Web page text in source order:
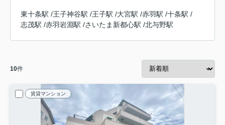
東十条駅 /王子神谷駅 /王子駅 /大宮駅 /赤羽駅 /十条駅 /
志茂駅 /赤羽岩淵駅 /さいたま新都心駅 /北与野駅
10件
賃貸マンション